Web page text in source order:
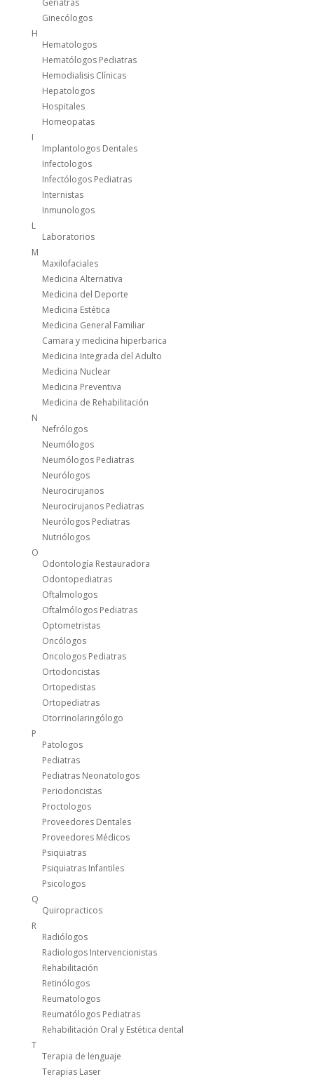
Geriatras
Ginecólogos
H
Hematologos
Hematólogos Pediatras
Hemodialisis Clínicas
Hepatologos
Hospitales
Homeopatas
I
Implantologos Dentales
Infectologos
Infectólogos Pediatras
Internistas
Inmunologos
L
Laboratorios
M
Maxilofaciales
Medicina Alternativa
Medicina del Deporte
Medicina Estética
Medicina General Familiar
Camara y medicina hiperbarica
Medicina Integrada del Adulto
Medicina Nuclear
Medicina Preventiva
Medicina de Rehabilitación
N
Nefrólogos
Neumólogos
Neumólogos Pediatras
Neurólogos
Neurocirujanos
Neurocirujanos Pediatras
Neurólogos Pediatras
Nutriólogos
O
Odontología Restauradora
Odontopediatras
Oftalmologos
Oftalmólogos Pediatras
Optometristas
Oncólogos
Oncologos Pediatras
Ortodoncistas
Ortopedistas
Ortopediatras
Otorrinolaringólogo
P
Patologos
Pediatras
Pediatras Neonatologos
Periodoncistas
Proctologos
Proveedores Dentales
Proveedores Médicos
Psiquiatras
Psiquiatras Infantiles
Psicologos
Q
Quiropracticos
R
Radiólogos
Radiologos Intervencionistas
Rehabilitación
Retinólogos
Reumatologos
Reumatólogos Pediatras
Rehabilitación Oral y Estética dental
T
Terapia de lenguaje
Terapias Laser